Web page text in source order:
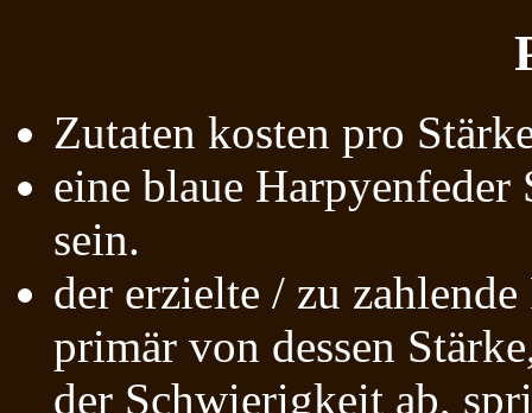
Zutaten kosten pro
eine blaue
sein.
der erzielte / zu
primär von dessen
der Schwierigkeit ab,